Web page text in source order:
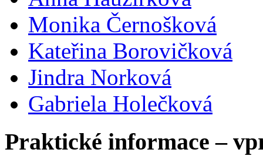
Monika Černošková
Kateřina Borovičková
Jindra Norková
Gabriela Holečková
Praktické informace –